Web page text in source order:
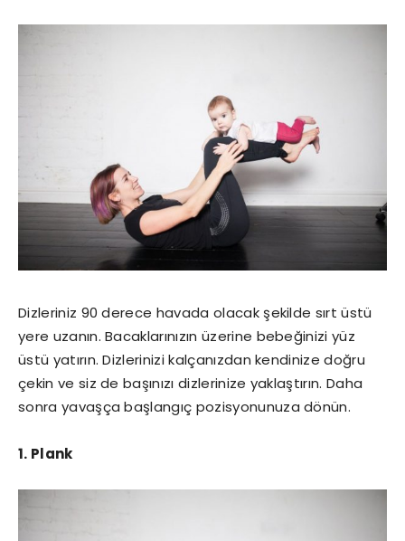
Dizleriniz 90 derece havada olacak şekilde sırt üstü
yere uzanın. Bacaklarınızın üzerine bebeğinizi yüz
üstü yatırın. Dizlerinizi kalçanızdan kendinize doğru
çekin ve siz de başınızı dizlerinize yaklaştırın. Daha
sonra yavaşça başlangıç pozisyonunuza dönün.
1. Plank